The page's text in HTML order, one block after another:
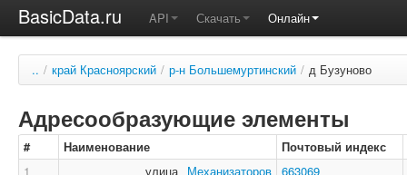
BasicData.ru API Скачать Онлайн
.. / край Красноярский / р-н Большемуртинский / д Бузуново
Адресообразующие элементы
# Наименование
Почтовый индекс
1
улица Механизаторов 663069